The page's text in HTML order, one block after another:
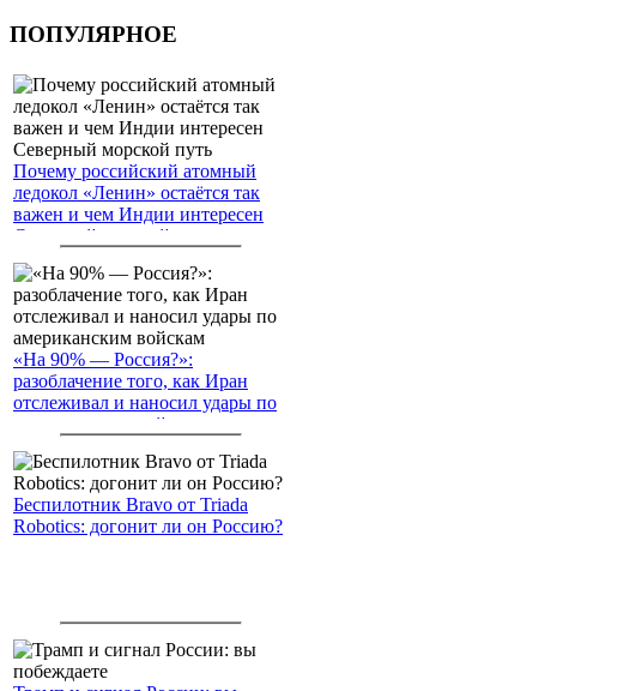
ПОПУЛЯРНОЕ
Почему российский атомный
ледокол «Ленин» остаётся так
важен и чем Индии интересен
Северный морской путь
«На 90% — Россия?»:
разоблачение того, как Иран
отслеживал и наносил удары по
американским войскам
Беспилотник Bravo от Triada
Robotics: догонит ли он Россию?